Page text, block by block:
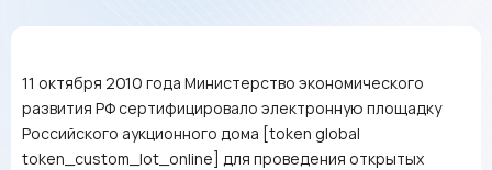
11 октября 2010 года Министерство экономического
развития РФ сертифицировало электронную площадку
Российского аукционного дома [token global
token_custom_lot_online] для проведения открытых